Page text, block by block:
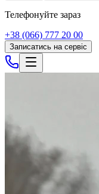
Телефонуйте зараз
+38 (066) 777 20 00
Записатись на сервіс